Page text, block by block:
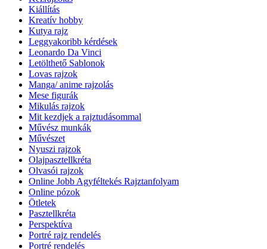
Kiállítás
Kreatív hobby
Kutya rajz
Leggyakoribb kérdések
Leonardo Da Vinci
Letölthető Sablonok
Lovas rajzok
Manga/ anime rajzolás
Mese figurák
Mikulás rajzok
Mit kezdjek a rajztudásommal
Művész munkák
Művészet
Nyuszi rajzok
Olajpasztellkréta
Olvasói rajzok
Online Jobb Agyféltekés Rajztanfolyam
Online pózok
Ötletek
Pasztellkréta
Perspektíva
Portré rajz rendelés
Portré rendelés